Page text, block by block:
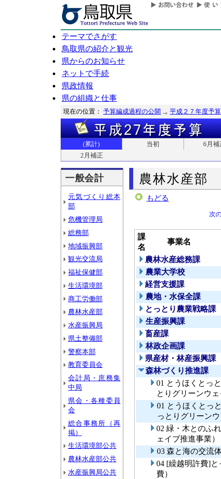
テーマでさがす
鳥取県の紹介と観光
県からのお知らせ
ネットで手続
県政情報
県の組織と仕事
現在の位置： 予算編成過程の公開 平成２７年度予算
(累計) 当初
6月補
2月補正
一般会計
元気づくり総本
部
危機管理局
総務部
地域振興部
観光交流局
福祉保健部
生活環境部
商工労働部
農林水産部
水産振興局
県土整備部
警察本部
教育委員会
会計局・庶務集
中局
県会・各種委員
会
総合事務所（再
掲）
生活環境部公共
農林水産部公共
水産振興局公共
農林水産部
もどる
次
課
名
事業名
農林水産総務課
農業大学校
経営支援課
農地・水保全課
とっとり農業戦略課
生産振興課
畜産課
林政企画課
県産材・林産振興課
森林づくり推進課
01 とうほくとっ
とりグリーンウ
01 とうほくとっ
っとりグリーン
02 緑・木とのふ
ェイブ推進事業）
03 森と海の交流
04 [繰越明許費]
費）